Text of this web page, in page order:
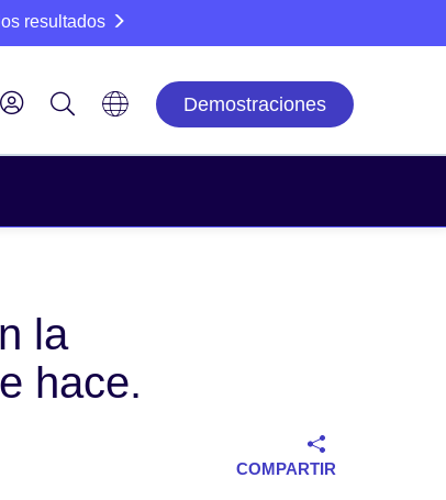
resultados
Demostraciones
la
hace.
COMPARTIR